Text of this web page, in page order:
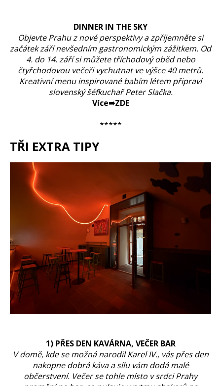
DINNER IN THE SKY
Objevte Prahu z nové perspektivy a zpříjemněte si
začátek září nevšedním gastronomickým zážitkem. Od
4. do 14. září si můžete tříchodový oběd nebo
čtyřchodovou večeři vychutnat ve výšce 40 metrů.
Kreativní menu inspirované babím létem připraví
slovenský šéfkuchař Peter Slačka.
Více➠ZDE
*****
TŘI EXTRA TIPY
1) PŘES DEN KAVÁRNA, VEČER BAR
V domě, kde se možná narodil Karel IV., vás přes den
nakopne dobrá káva a sílu vám dodá malé
občerstvení. Večer se tohle místo v srdci Prahy